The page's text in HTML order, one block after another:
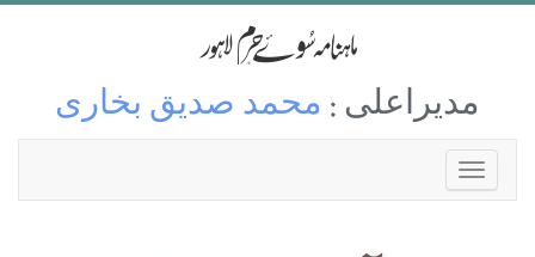
مدیراعلی : محمد صدیق بخاری